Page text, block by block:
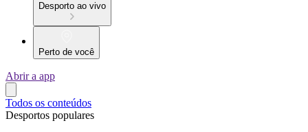
Desporto ao vivo
Perto de você
Abrir a app
Todos os conteúdos
Desportos populares